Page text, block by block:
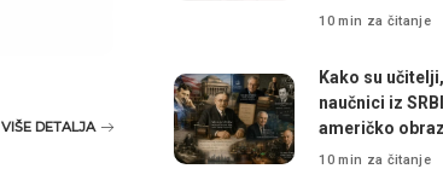
VIŠE DETALJA
10 min za čitanje
Kako su
naučnici iz
američko
10 min za čitanje